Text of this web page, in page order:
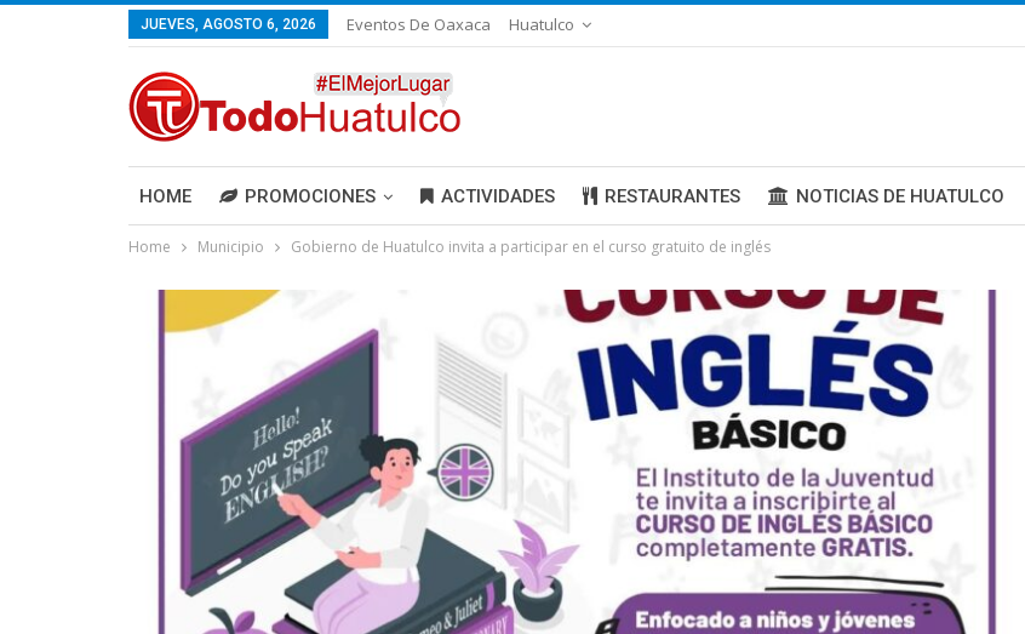
JUEVES, AGOSTO 6, 2026 Eventos De Oaxaca Huatulco
HOME PROMOCIONES ACTIVIDADES RESTAURANTES NOTICIAS DE HUATULCO
Home Municipio Gobierno de Huatulco invita a participar en el curso gratuito de inglés